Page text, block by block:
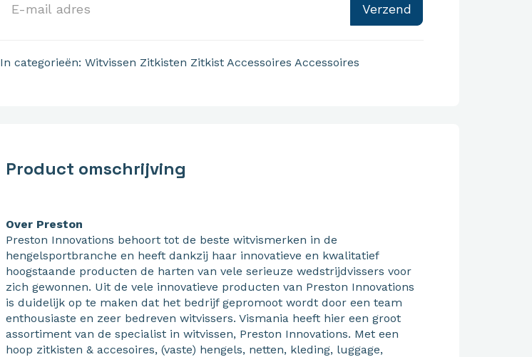
Verzend
In categorieën: Witvissen Zitkisten Zitkist Accessoires Accessoires
Product omschrijving
Over Preston
Preston Innovations behoort tot de beste witvismerken in de
hengelsportbranche en heeft dankzij haar innovatieve en kwalitatief
hoogstaande producten de harten van vele serieuze wedstrijdvissers voor
zich gewonnen. Uit de vele innovatieve producten van Preston Innovations
is duidelijk op te maken dat het bedrijf gepromoot wordt door een team
enthousiaste en zeer bedreven witvissers. Vismania heeft hier een groot
assortiment van de specialist in witvissen, Preston Innovations. Met een
hoop zitkisten & accesoires, (vaste) hengels, netten, kleding, luggage,